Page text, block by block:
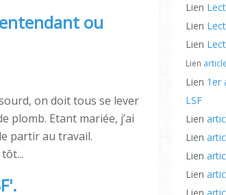
ou
on doit tous se lever
plomb. Etant mariée, j’ai
partir au travail.
Lien
Lien
Lien
Lien
Lien 1er
LSF
Lien
Lien
Lien
Lien